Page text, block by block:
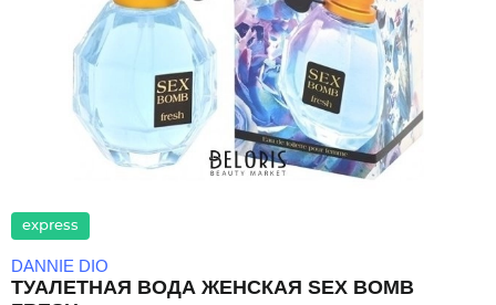
express
DANNIE DIO
ТУАЛЕТНАЯ ВОДА ЖЕНСКАЯ SEX BOMB